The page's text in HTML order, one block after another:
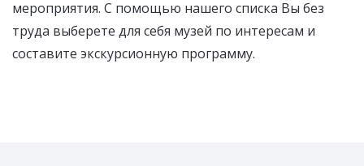
мероприятия. С помощью нашего списка Вы без
труда выберете для себя музей по интересам и
составите экскурсионную программу.